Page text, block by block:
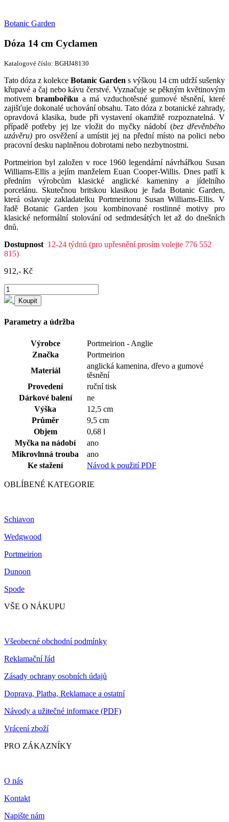
Botanic Garden
Dóza 14 cm Cyclamen
Katalogové číslo: BGHJ48130
Tato dóza z kolekce Botanic Garden s výškou 14 cm udrží sušenky
křupavé a čaj nebo kávu čerstvé. Vyznačuje se pěkným květinovým
motivembramboříku a má vzduchotěsné gumové těsnění, které
zajišťuje dokonalé uchování obsahu. Tato dóza z botanické zahrady,
opravdová klasika, bude při vystavení okamžitě rozpoznatelná. V
případě potřeby jej lze vložit do myčky nádobí (bez dřevěnbého
uzávěru) pro osvěžení a umístit jej na přední místo na polici nebo
pracovní desku naplněnou dobrotami nebo nezbytnostmi.
Portmeirion byl založen v roce 1960 legendární návrhářkou Susan
Williams-Ellis a jejím manželem Euan Cooper-Willis. Dnes patří k
předním výrobcům klasické anglické kameniny a jídelního
porcelánu. Skutečnou britskou klasikou je řada Botanic Garden,
která oslavuje zakladatelku Portmeirionu Susan Williams-Ellis. V
řadě Botanic Garden jsou kombinované rostlinné motivy pro
klasické neformální stolování od sedmdesátých let až do dnešních
dnů.
Dostupnost 12-24 týdnů (pro upřesnění prosím volejte 776 552
815)
912,- Kč
Koupit
Parametry a údržba
Výrobce
Portmeirion - Anglie
Značka
Portmeirion
Materiál
anglická kamenina, dřevo a gumové
těsnění
Provedení
ruční tisk
Dárkové balení
ne
Výška
12,5 cm
Průměr
9,5 cm
Objem
0,68 l
Myčka na nádobí
ano
Mikrovlnná trouba
ano
Ke stažení
Návod k použití PDF
OBLÍBENÉ KATEGORIE
Schiavon
Wedgwood
Portmeirion
Dunoon
Spode
VŠE O NÁKUPU
Všeobecné obchodní podmínky
Reklamační řád
Zásady ochrany osobních údajů
Doprava, Platba, Reklamace a ostatní
Návody a užitečné informace (PDF)
Vrácení zboží
PRO ZÁKAZNÍKY
O nás
Kontakt
Napište nám